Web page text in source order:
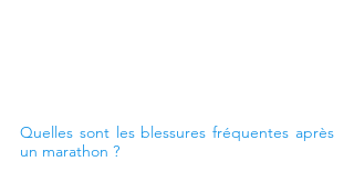
Quelles sont les blessures fréquentes après
un marathon ?